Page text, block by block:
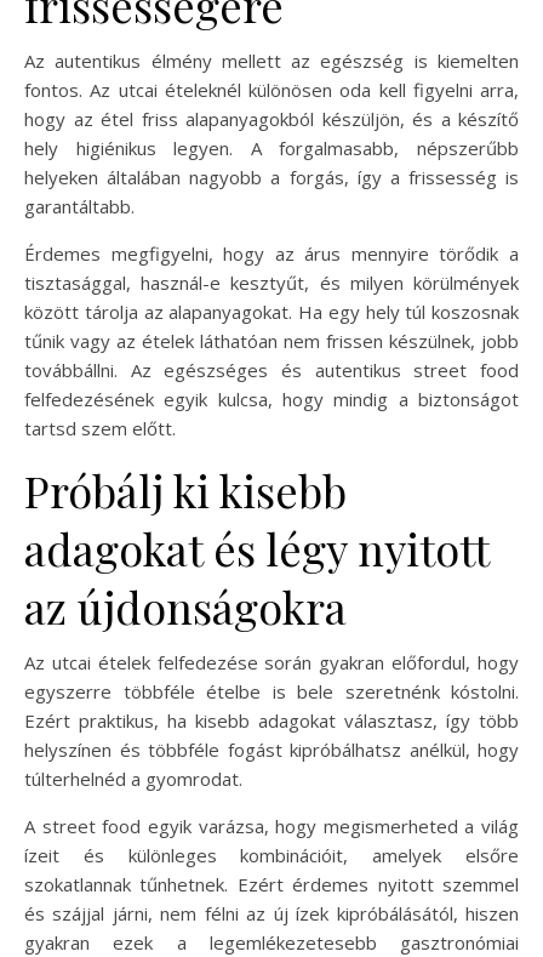
Az autentikus élmény mellett az egészség is kiemelten
fontos. Az utcai ételeknél különösen oda kell figyelni arra,
hogy az étel friss alapanyagokból készüljön, és a készítő
hely higiénikus legyen. A forgalmasabb, népszerűbb
helyeken általában nagyobb a forgás, így a frissesség is
garantáltabb.
Érdemes megfigyelni, hogy az árus mennyire törődik a
tisztasággal, használ-e kesztyűt, és milyen körülmények
között tárolja az alapanyagokat. Ha egy hely túl koszosnak
tűnik vagy az ételek láthatóan nem frissen készülnek, jobb
továbbállni. Az egészséges és autentikus street food
felfedezésének egyik kulcsa, hogy mindig a biztonságot
tartsd szem előtt.
Próbálj ki kisebb
adagokat és légy nyitott
az újdonságokra
Az utcai ételek felfedezése során gyakran előfordul, hogy
egyszerre többféle ételbe is bele szeretnénk kóstolni.
Ezért praktikus, ha kisebb adagokat választasz, így több
helyszínen és többféle fogást kipróbálhatsz anélkül, hogy
túlterhelnéd a gyomrodat.
A street food egyik varázsa, hogy megismerheted a világ
ízeit és különleges kombinációit, amelyek elsőre
szokatlannak tűnhetnek. Ezért érdemes nyitott szemmel
és szájjal járni, nem félni az új ízek kipróbálásától, hiszen
gyakran ezek a legemlékezetesebb gasztronómiai